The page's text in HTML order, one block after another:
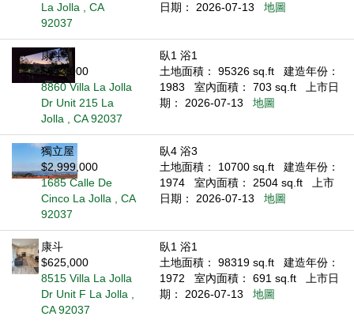
La Jolla , CA
92037
日期： 2026-07-13
地圖
康斗
$653,000
8860 Villa La Jolla
Dr Unit 215 La
Jolla , CA 92037
臥1 浴1
土地面積： 95326 sq.ft
建造年份：
1983
室內面積： 703 sq.ft
上市日
期： 2026-07-13
地圖
獨立屋
$2,999,000
1685 Calle De
Cinco La Jolla , CA
92037
臥4 浴3
土地面積： 10700 sq.ft
建造年份：
1974
室內面積： 2504 sq.ft
上市
日期： 2026-07-13
地圖
康斗
$625,000
8515 Villa La Jolla
Dr Unit F La Jolla ,
CA 92037
臥1 浴1
土地面積： 98319 sq.ft
建造年份：
1972
室內面積： 691 sq.ft
上市日
期： 2026-07-13
地圖